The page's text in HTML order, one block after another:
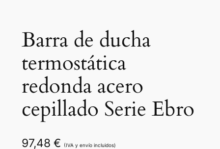
Barra de ducha
termostática
redonda acero
cepillado Serie Ebro
97,48 € (IVA y envío incluidos)